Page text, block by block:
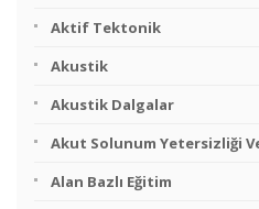
Aktif Tektonik
Akustik
Akustik Dalgalar
Akut Solunum Yetersizliği
Alan Bazlı Eğitim